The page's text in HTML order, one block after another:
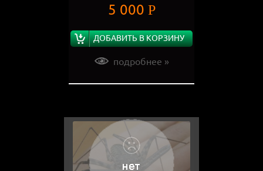
5 000 Р
ДОБАВИТЬ В КОРЗИНУ
подробнее »